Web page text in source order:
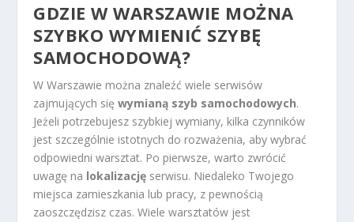
GDZIE W WARSZAWIE MOŻNA
SZYBKO WYMIENIĆ SZYBĘ
SAMOCHODOWĄ?
W Warszawie można znaleźć wiele serwisów
zajmujących sięwymianą szyb samochodowych.
Jeżeli potrzebujesz szybkiej wymiany, kilka czynników
jest szczególnie istotnych do rozważenia, aby wybrać
odpowiedni warsztat. Po pierwsze, warto zwrócić
uwagę na lokalizację serwisu. Niedaleko Twojego
miejsca zamieszkania lub pracy, z pewnością
zaoszczędzisz czas. Wiele warsztatów jest